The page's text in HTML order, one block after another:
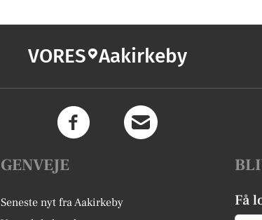
VORES Aakirkeby
GENVEJE
Seneste nyt fra Aakirkeby
Få